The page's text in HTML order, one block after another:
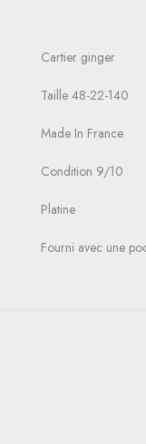
Cartier ginger
Taille 48-22-140
Made In France
Condition 9/10
Platine
Fourni avec une